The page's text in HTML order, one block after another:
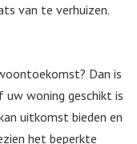
van te verhuizen.
Dan is
woning geschikt is
uitkomst bieden en
het beperkte